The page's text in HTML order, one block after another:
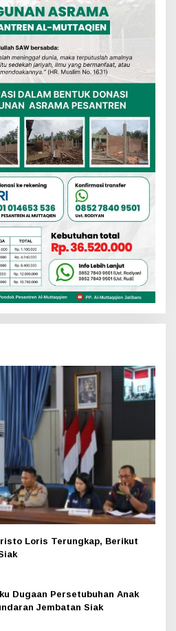
Loris Terungkap, Berikut
Dugaan Persetubuhan Anak
Jembatan Siak